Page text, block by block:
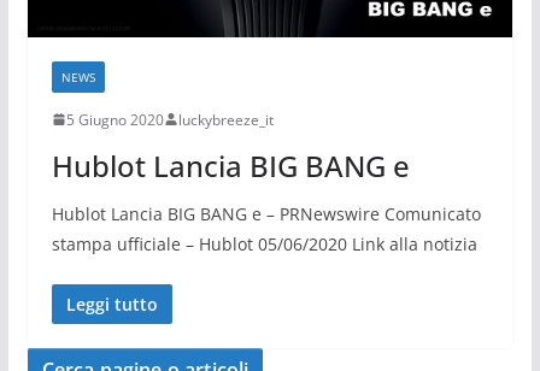
NEWS
5 Giugno 2020 luckybreeze_it
Hublot Lancia BIG BANG e
Hublot Lancia BIG BANG e – PRNewswire Comunicato
stampa ufficiale – Hublot 05/06/2020 Link alla notizia
Leggi tutto